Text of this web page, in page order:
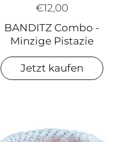
€12,00
BANDITZ Combo -
Minzige Pistazie
Jetzt kaufen